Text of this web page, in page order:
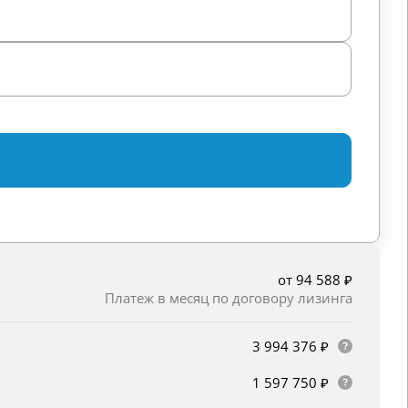
от 94 588 ₽
Платеж в месяц по договору лизинга
3 994 376 ₽
1 597 750 ₽